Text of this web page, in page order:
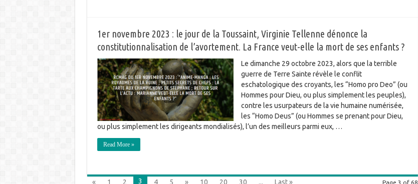
1er novembre 2023 : le jour de la Toussaint, Virginie Tellenne dénonce la
constitutionnalisation de l’avortement. La France veut-elle la mort de ses enfants ?
Le dimanche 29 octobre 2023, alors que la terrible
guerre de Terre Sainte révèle le conflit
eschatologique des croyants, les “Homo pro Deo” (ou
Hommes pour Dieu, ou plus simplement les peuples),
contre les usurpateurs de la vie humaine numérisée,
les “Homo Deus” (ou Hommes se prenant pour Dieu,
ou plus simplement les dirigeants mondialisés), l’un des meilleurs parmi eux, …
Read More »
Page 3 of 68
« 1 2 3 4 5 » 10 20 30 ... Last »